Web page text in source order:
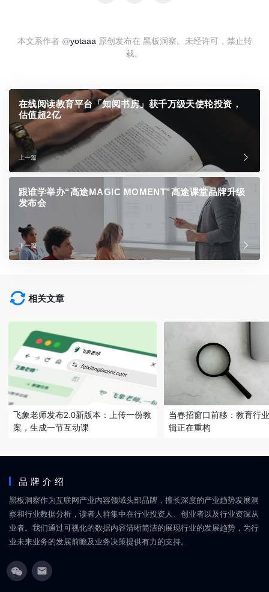
本文系作者 @yotaaa 原创发布在 黑板洞察。未经许可，禁止转
载。
在线阅读教育平台「知阅书房」获千万级天使轮投资，
估值超2亿
上一篇
跟谁学举办“高途MAGIC MOMENT”高途课堂品牌升级
发布会
下一篇
相关文章
飞象老师发布2.0新版本：上传一份教
案，生成一节互动课
当春招窗口前移：教育行
辑正在重构
品牌介绍
黑板洞察作为互联网产业内容领域头部品牌，擅长深度的产业趋势发展洞
察和行业数据分析，读者人群集中在行业投资人、创业者以及行业资深从
业者。我们通过可视化的数据内容清晰简洁的展现行业的发展趋势，为行
业未来业务的发展前瞻及业务决策提供有力的支持。